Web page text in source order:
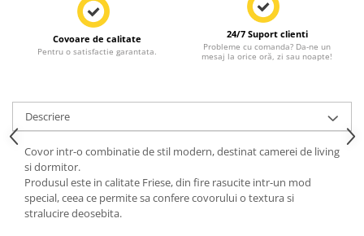
Covoare de calitate
Pentru o satisfactie garantata.
24/7 Suport clienti
Probleme cu comanda? Da-ne un
mesaj la orice oră, zi sau noapte!
Descriere
Covor intr-o combinatie de stil modern, destinat camerei de living
si dormitor.
Produsul este in calitate Friese, din fire rasucite intr-un mod
special, ceea ce permite sa confere covorului o textura si
stralucire deosebita.